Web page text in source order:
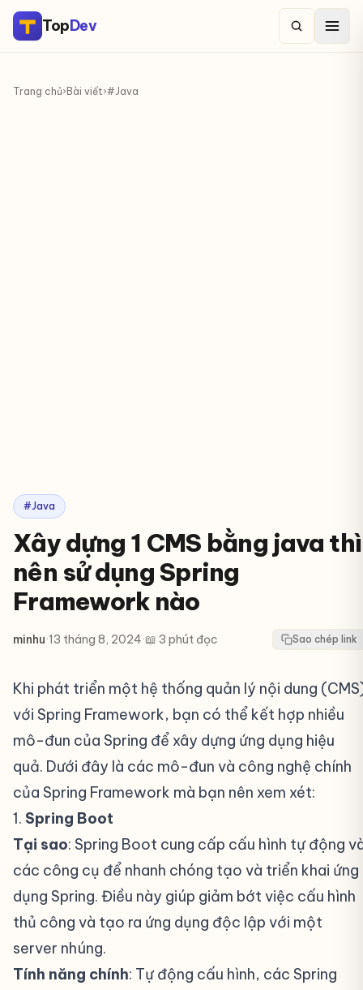
TopDev
Trang chủ› Bài viết›#Java
#Java
Xây dựng 1 CMS bằng java thì
nên sử dụng Spring
Framework nào
minhu·13 tháng 8, 2024·📖 3 phút đọc Sao chép link
Khi phát triển một hệ thống quản lý nội dung
với Spring Framework, bạn có thể kết hợp nhiều
mô-đun của Spring để xây dựng ứng dụng hiệu
quả. Dưới đây là các mô-đun và công nghệ chính
của Spring Framework mà bạn nên xem xét:
1. Spring Boot
Tại sao: Spring Boot cung cấp cấu hình tự động
các công cụ để nhanh chóng tạo và triển khai ứng
dụng Spring. Điều này giúp giảm bớt việc cấu hình
thủ công và tạo ra ứng dụng độc lập với một
server nhúng.
Tính năng chính: Tự động cấu hình, các Spring